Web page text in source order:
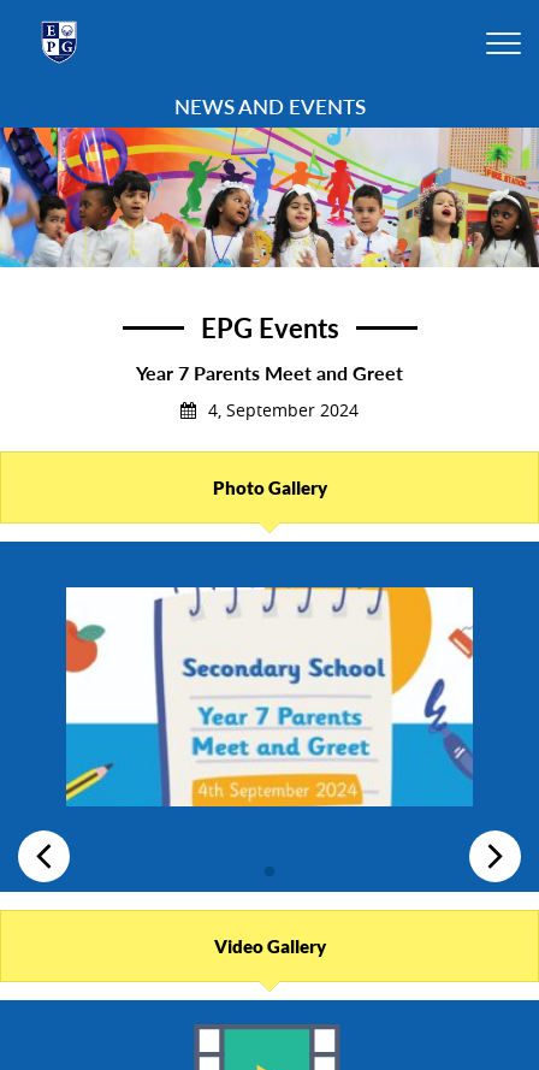
NEWS AND EVENTS
EPG Events
Year 7 Parents Meet and Greet
4, September 2024
Photo Gallery
Video Gallery